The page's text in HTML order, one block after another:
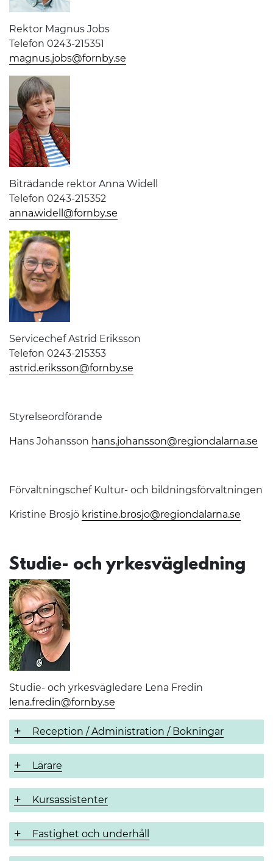
Rektor Magnus Jobs
Telefon 0243-215351
magnus.jobs@fornby.se
Biträdande rektor Anna Widell
Telefon 0243-215352
anna.widell@fornby.se
Servicechef Astrid Eriksson
Telefon 0243-215353
astrid.eriksson@fornby.se
Styrelseordförande
Hans Johansson hans.johansson@regiondalarna.se
Förvaltningschef Kultur- och bildningsförvaltningen
Kristine Brosjö kristine.brosjo@regiondalarna.se
Studie- och yrkesvägledning
Studie- och yrkesvägledare Lena Fredin
lena.fredin@fornby.se
Reception / Administration / Bokningar
Lärare
Kursassistenter
Fastighet och underhåll